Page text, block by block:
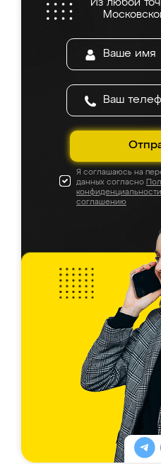
Из любой
Я соглашаюсь на
данных согласно
конфиденциальности
соглашению